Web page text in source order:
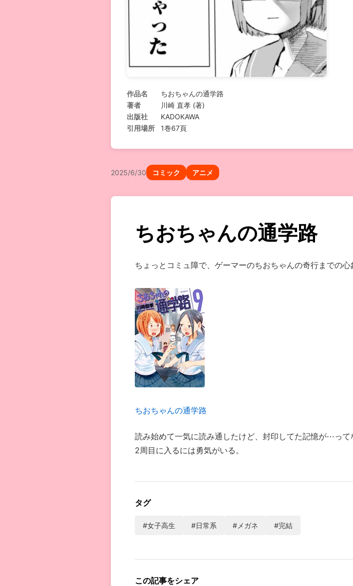
作品名
ちおちゃんの通学路
著者
川崎 直孝 (著)
出版社
KADOKAWA
引用場所
1巻67頁
2025/6/30 コミック アニメ
ちおちゃんの通学路
ちょっとコミュ障で、ゲーマーのちおちゃんの奇行までの心
ちおちゃんの通学路
読み始めて一気に読み通したけど、封印してた記憶が⋯って
2周目に入るには勇気がいる。
タグ
#女子高生 #日常系 #メガネ #完結
この記事をシェア